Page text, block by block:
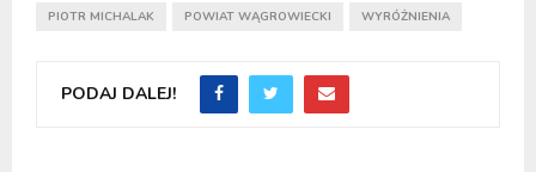
PIOTR MICHALAK POWIAT WĄGROWIECKI WYRÓŻNIENIA
PODAJ DALEJ!